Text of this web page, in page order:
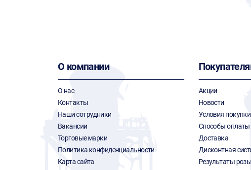
О компании
О нас
Контакты
Наши сотрудники
Вакансии
Торговые марки
Политика конфиденциальности
Карта сайта
Акции
Новости
Условия покупки
Способы оплаты
Доставка
Дисконтная
Результаты